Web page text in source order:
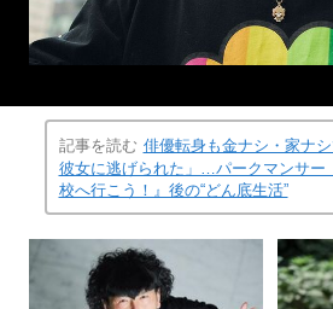
記事を読む 俳優転身も金ナシ・家ナ
彼女に逃げられた」…パークマンサー
校へ行こう！』後の“どん底生活”